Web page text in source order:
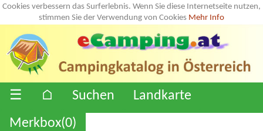
Cookies verbessern das Surferlebnis. Wenn Sie diese Internetseite nutzen,
stimmen Sie der Verwendung von Cookies Mehr Info
☰ ⌂ Suchen
Landkarte
Merkbox(0)